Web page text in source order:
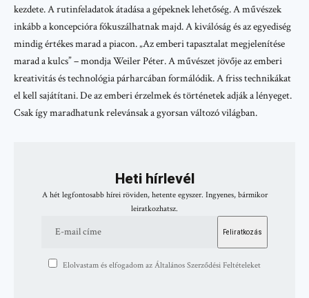
kezdete. A rutinfeladatok átadása a gépeknek lehetőség. A művészek
inkább a koncepcióra fókuszálhatnak majd. A kiválóság és az egyediség
mindig értékes marad a piacon. „Az emberi tapasztalat megjelenítése
marad a kulcs” – mondja Weiler Péter. A művészet jövője az emberi
kreativitás és technológia párharcában formálódik. A friss technikákat
el kell sajátítani. De az emberi érzelmek és történetek adják a lényeget.
Csak így maradhatunk relevánsak a gyorsan változó világban.
Heti hírlevél
A hét legfontosabb hírei röviden, hetente egyszer. Ingyenes, bármikor
leiratkozhatsz.
Elolvastam és elfogadom az Általános Szerződési Feltételeket